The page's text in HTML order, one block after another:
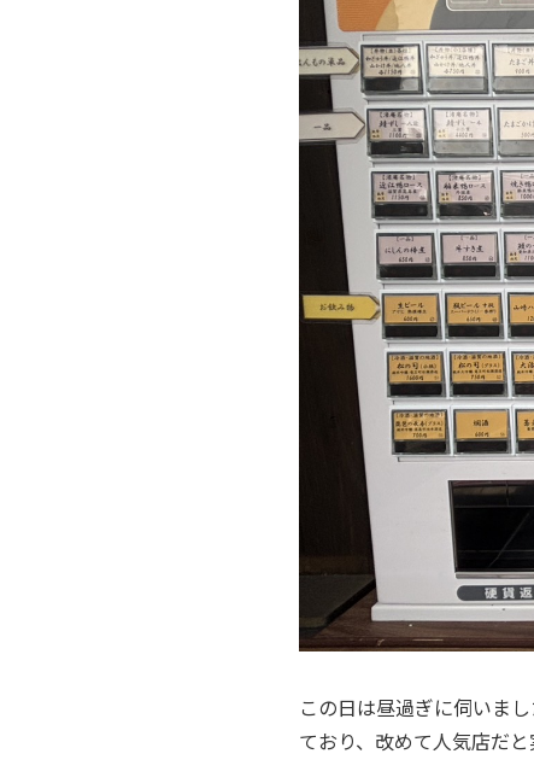
この日は昼過ぎに伺いま
ており、改めて人気店だと